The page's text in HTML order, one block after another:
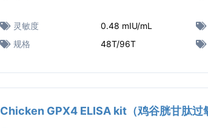
灵敏度
0.48 mIU/mL
规格
48T/96T
Chicken GPX4 ELISA kit（鸡谷胱甘肽过